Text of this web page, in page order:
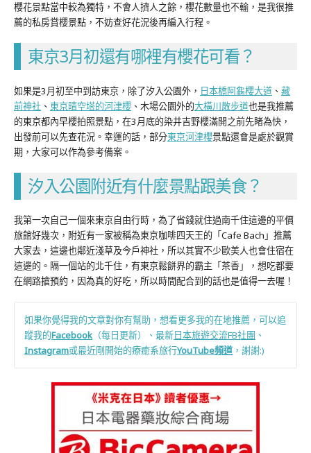
櫻花景點當中較為獨特，不會人擠人之餘，櫻花數量也不輸，是我很推
薦的私房賞櫻景點，不妨查好花況後再編入行程。
東京3月初還有哪裡有櫻花可看？
如果是3月初至中到訪東京，除了汐入公園外， 日本橋阿龜櫻大道 、 藏
前神社 、 東京晴空塔的河津櫻 、木場公園外的大橫川散步道也是我推薦
的東京都內早櫻拍照景點，在3月底的染井吉野櫻滿開之前先睹為快，
出發前可以先查花況。幸運的話，部分東京河津櫻景點還會是處於觀賞
期，大家可以作為參考備案。
汐入公園附近有什麼景點跟美食？
我第一次自己一個來東京自由行時，為了省錢就住過南千住這邊的平價
旅館好幾次，附近有一家被稱為東京咖啡四天王的「Cafe Bach」推薦
大家去，這邊也鄰近淺草及今戶神社，所以其實不少歐美人也會住宿在
這邊的。隔一個站的北千住，有東京鬆餅界的霸主「茶香」，想吃都要
在網路搶預約，因為真的好吃，所以時間配合到的話也是值得一去喔！
如果你覺得我的文章對你有幫助，想看更多我的在地推薦，可以追
蹤我的Facebook（每日更新）、最新日本旅遊交流FB社團 、
Instagram或最近剛開始的療癒系旅行YouTube頻道 ，謝謝:)